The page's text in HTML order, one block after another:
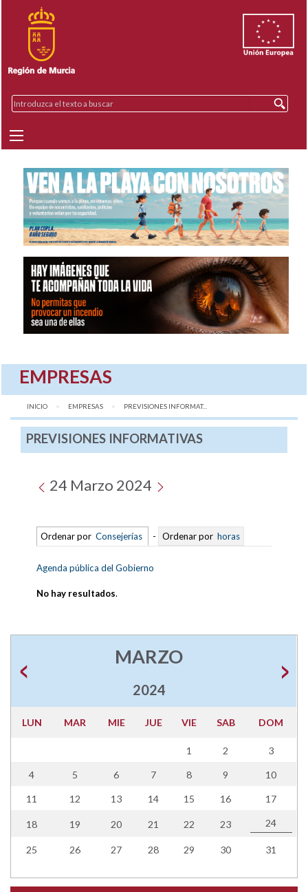
EMPRESAS
INICIO EMPRESAS AQUÍ:
PREVISIONES INFORMAT...
PREVISIONES INFORMATIVAS
24 Marzo 2024
Ordenar por Consejerías - Ordenar por horas
Agenda pública del Gobierno
No hay resultados.
MARZO
2024
LUN MAR MIE JUE VIE SAB DOM
1 2 3
4 5 6 7 8 9 10
11 12 13 14 15 16 17
18 19 20 21 22 23 24
25 26 27 28 29 30 31